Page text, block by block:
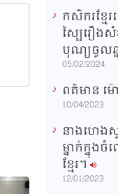
កសិករខ្មែរ
ស្បៃរឿង
បុណ្យចូលឆ្
05/02/2024
ពត៌មាន ម៉
10/04/2023
នាងហេងសូ
ម្នាក់ក្នុ
ខ្មែរ។
12/01/2023